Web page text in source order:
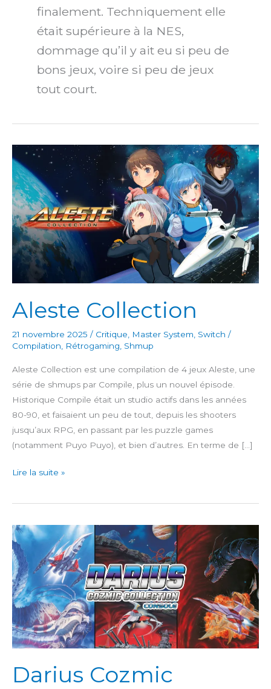
finalement. Techniquement elle
était supérieure à la NES,
dommage qu’il y ait eu si peu de
bons jeux, voire si peu de jeux
tout court.
Aleste Collection
21 novembre 2025 / Critique, Master System, Switch /
Compilation, Rétrogaming, Shmup
Aleste Collection est une compilation de 4 jeux Aleste, une
série de shmups par Compile, plus un nouvel épisode.
Historique Compile était un studio actifs dans les années
80-90, et faisaient un peu de tout, depuis les shooters
jusqu’aux RPG, en passant par les puzzle games
(notamment Puyo Puyo), et bien d’autres. En terme de […]
Aleste
Lire la suite »
Darius Cozmic